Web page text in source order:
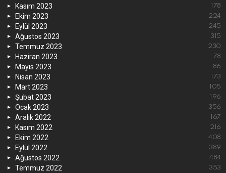
Kasım 2023 178
Ekim 2023 224
Eylül 2023 245
Ağustos 2023 315
Temmuz 2023 230
Haziran 2023 78
Mayıs 2023 86
Nisan 2023 173
Mart 2023 105
Şubat 2023 196
Ocak 2023 356
Aralık 2022 167
Kasım 2022 216
Ekim 2022 408
Eylül 2022 389
Ağustos 2022 484
Temmuz 2022 353